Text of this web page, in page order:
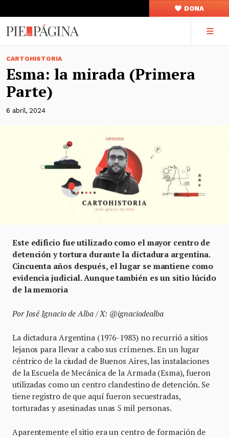
DONA
CARTOHISTORIA
Esma: la mirada (Primera
Parte)
6 abril, 2024
Este edificio fue utilizado como el mayor centro de
detención y tortura durante la dictadura argentina.
Cincuenta años después, el lugar se mantiene como
evidencia judicial. Aunque también es un sitio lúcido
de la memoria
Por José Ignacio de Alba / X: @ignaciodealba
La dictadura Argentina (1976-1983) no recurrió a sitios
lejanos para llevar a cabo sus crímenes. En un lugar
céntrico de la ciudad de Buenos Aires, las instalaciones
de la Escuela de Mecánica de la Armada (Esma), fueron
utilizadas como un centro clandestino de detención. Se
tiene registro de que aquí fueron secuestradas,
torturadas y asesinadas unas 5 mil personas.
Aparentemente el sitio era un centro de formación de